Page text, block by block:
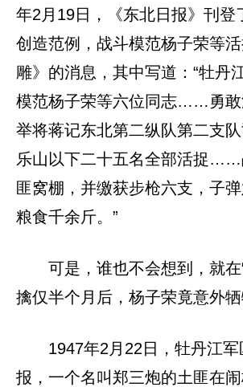
年2月19日，《东北日报》刊登
创造范例，战斗模范杨子荣等
雕》的消息，其中写道：“牡丹
模范杨子荣等六位同志……勇敢
举将蒋记东北第二纵队第二支队
乐山以下二十五名全部活捉……
匪窝棚，并缴获步枪六支，子弹
粮食千余斤。”
可是，谁也不会想到，就在
擒仅半个月后，杨子荣竟意外牺
1947年2月22日，牡丹江
报，一个名叫郑三炮的土匪在